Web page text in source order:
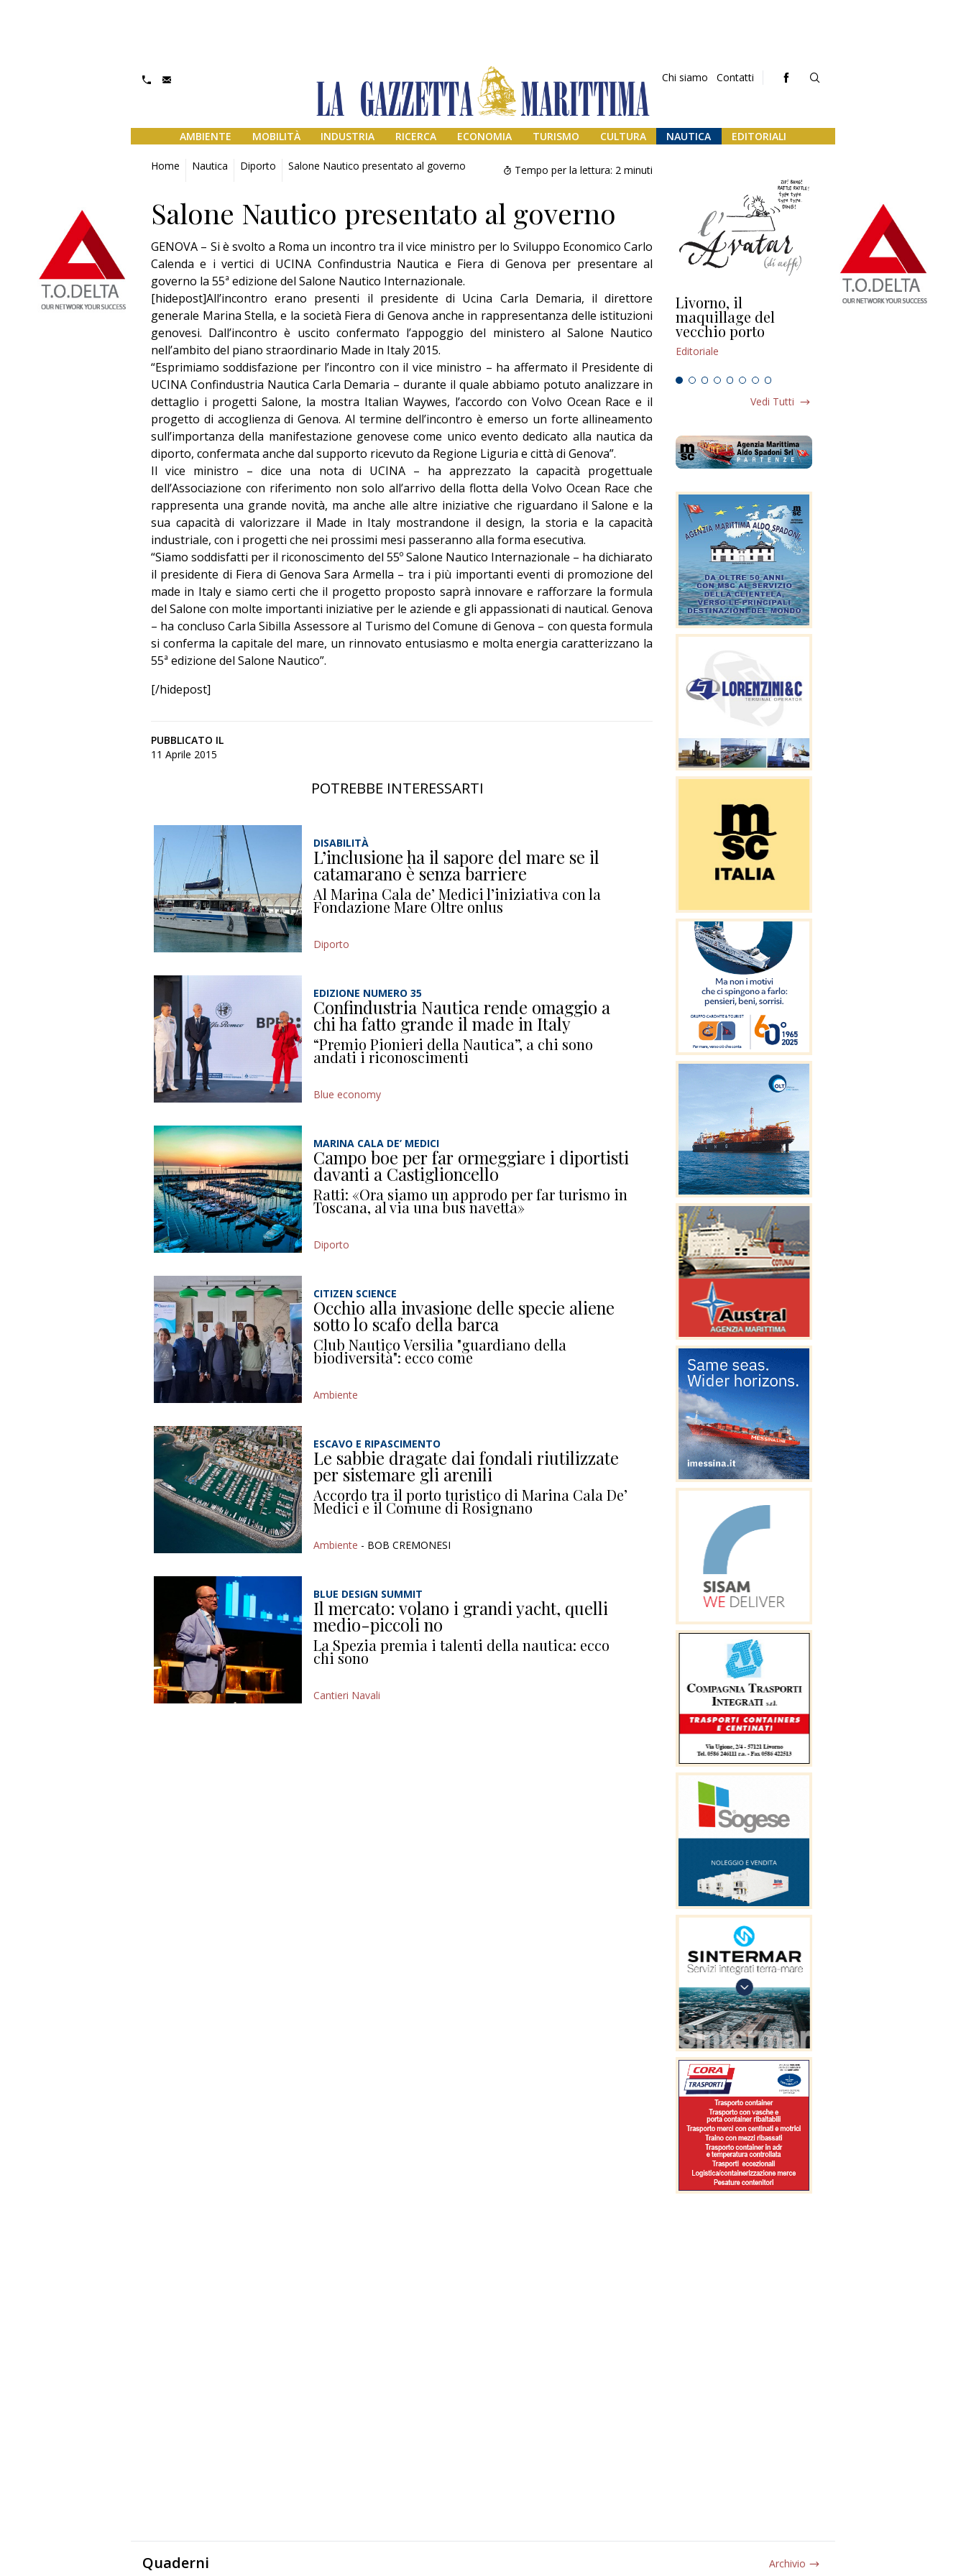
Chi siamo Contatti
AMBIENTE MOBILITÀ INDUSTRIA RICERCA ECONOMIA TURISMO CULTURA NAUTICA EDITORIALI
Home Nautica Diporto Salone Nautico presentato al governo Tempo per la lettura: 2 minuti
Salone Nautico presentato al governo
GENOVA – Si è svolto a Roma un incontro tra il vice ministro per lo Sviluppo Economico Carlo
Calenda e i vertici di UCINA Confindustria Nautica e Fiera di Genova per presentare al
governo la 55ª edizione del Salone Nautico Internazionale.
[hidepost]All’incontro erano presenti il presidente di Ucina Carla Demaria, il direttore
generale Marina Stella, e la società Fiera di Genova anche in rappresentanza delle istituzioni
genovesi. Dall’incontro è uscito confermato l’appoggio del ministero al Salone Nautico
nell’ambito del piano straordinario Made in Italy 2015.
“Esprimiamo soddisfazione per l’incontro con il vice ministro – ha affermato il Presidente di
UCINA Confindustria Nautica Carla Demaria – durante il quale abbiamo potuto analizzare in
dettaglio i progetti Salone, la mostra Italian Waywes, l’accordo con Volvo Ocean Race e il
progetto di accoglienza di Genova. Al termine dell’incontro è emerso un forte allineamento
sull’importanza della manifestazione genovese come unico evento dedicato alla nautica da
diporto, confermata anche dal supporto ricevuto da Regione Liguria e città di Genova”.
Il vice ministro – dice una nota di UCINA – ha apprezzato la capacità progettuale
dell’Associazione con riferimento non solo all’arrivo della flotta della Volvo Ocean Race che
rappresenta una grande novità, ma anche alle altre iniziative che riguardano il Salone e la
sua capacità di valorizzare il Made in Italy mostrandone il design, la storia e la capacità
industriale, con i progetti che nei prossimi mesi passeranno alla forma esecutiva.
“Siamo soddisfatti per il riconoscimento del 55º Salone Nautico Internazionale – ha dichiarato
il presidente di Fiera di Genova Sara Armella – tra i più importanti eventi di promozione del
made in Italy e siamo certi che il progetto proposto saprà innovare e rafforzare la formula
del Salone con molte importanti iniziative per le aziende e gli appassionati di nautical. Genova
– ha concluso Carla Sibilla Assessore al Turismo del Comune di Genova – con questa formula
si conferma la capitale del mare, un rinnovato entusiasmo e molta energia caratterizzano la
55ª edizione del Salone Nautico”.
[/hidepost]
PUBBLICATO IL
11 Aprile 2015
POTREBBE INTERESSARTI
DISABILITÀ
L’inclusione ha il sapore del mare se il
catamarano è senza barriere
Al Marina Cala de’ Medici l’iniziativa con la
Fondazione Mare Oltre onlus
Diporto
EDIZIONE NUMERO 35
Confindustria Nautica rende omaggio a
chi ha fatto grande il made in Italy
“Premio Pionieri della Nautica”, a chi sono
andati i riconoscimenti
Blue economy
MARINA CALA DE’ MEDICI
Campo boe per far ormeggiare i diportisti
davanti a Castiglioncello
Ratti: «Ora siamo un approdo per far turismo in
Toscana, al via una bus navetta»
Diporto
CITIZEN SCIENCE
Occhio alla invasione delle specie aliene
sotto lo scafo della barca
Club Nautico Versilia "guardiano della
biodiversità": ecco come
Ambiente
ESCAVO E RIPASCIMENTO
Le sabbie dragate dai fondali riutilizzate
per sistemare gli arenili
Accordo tra il porto turistico di Marina Cala De’
Medici e il Comune di Rosignano
Ambiente - BOB CREMONESI
BLUE DESIGN SUMMIT
Il mercato: volano i grandi yacht, quelli
medio-piccoli no
La Spezia premia i talenti della nautica: ecco
chi sono
Cantieri Navali
Addio amico
Giorgio
Editoriale
Livorno, il
maquillage del
vecchio porto
Editoriale
L’uscita di scena di
Vedi Tutti
Quaderni Archivio